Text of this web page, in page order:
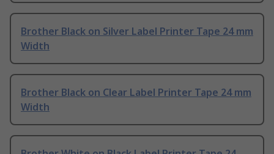
Brother Black on Silver Label Printer Tape 24 mm
Width
Brother Black on Clear Label Printer Tape 24 mm
Width